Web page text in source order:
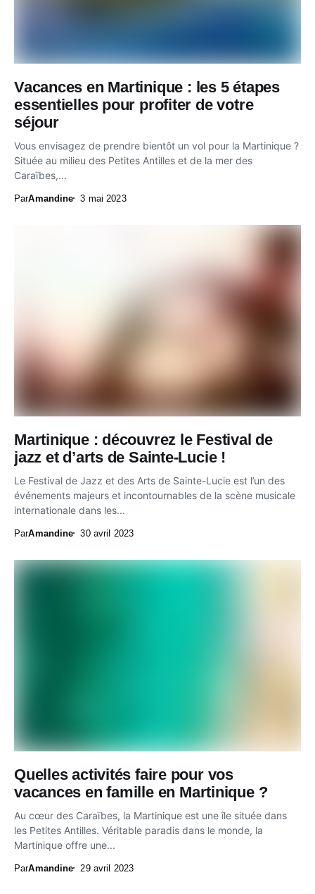
Vacances en Martinique : les 5 étapes
essentielles pour profiter de votre
séjour
Vous envisagez de prendre bientôt un vol pour la Martinique ?
Située au milieu des Petites Antilles et de la mer des
Caraïbes,...
ParAmandine 3 mai 2023
Martinique : découvrez le Festival de
jazz et d’arts de Sainte-Lucie !
Le Festival de Jazz et des Arts de Sainte-Lucie est l’un des
événements majeurs et incontournables de la scène musicale
internationale dans les...
ParAmandine 30 avril 2023
Quelles activités faire pour vos
vacances en famille en Martinique ?
Au cœur des Caraïbes, la Martinique est une île située dans
les Petites Antilles. Véritable paradis dans le monde, la
Martinique offre une...
ParAmandine 29 avril 2023